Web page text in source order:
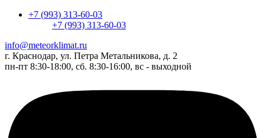
+7 (993) 313-60-03
+7 (993) 313-60-03
info@meteorklimat.ru
г. Краснодар, ул. Петра Метальникова, д. 2
пн-пт 8:30-18:00, сб. 8:30-16:00, вс - выходной